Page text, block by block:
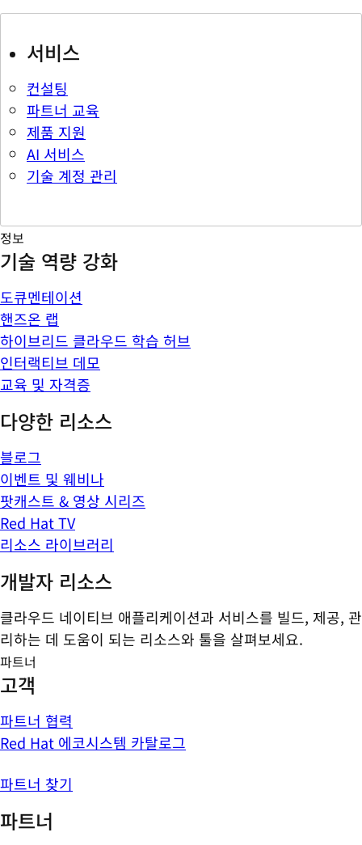
서비스
컨설팅
파트너 교육
제품 지원
AI 서비스
기술 계정 관리
정보
기술 역량 강화
도큐멘테이션
핸즈온 랩
하이브리드 클라우드 학습 허브
인터랙티브 데모
교육 및 자격증
다양한 리소스
블로그
이벤트 및 웨비나
팟캐스트 & 영상 시리즈
Red Hat TV
리소스 라이브러리
개발자 리소스
클라우드 네이티브 애플리케이션과 서비스를 빌드, 제공, 관
리하는 데 도움이 되는 리소스와 툴을 살펴보세요.
파트너
고객
파트너 협력
Red Hat 에코시스템 카탈로그
파트너 찾기
파트너